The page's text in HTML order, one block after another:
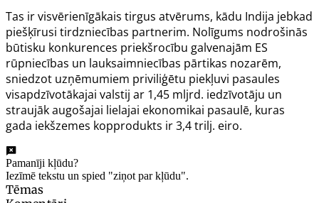
Tas ir visvērienīgākais tirgus atvērums, kādu Indija jebkad
piešķīrusi tirdzniecības partnerim. Nolīgums nodrošinās
būtisku konkurences priekšrocību galvenajām ES
rūpniecības un lauksaimniecības pārtikas nozarēm,
sniedzot uzņēmumiem priviliģētu piekļuvi pasaules
visapdzīvotākajai valstij ar 1,45 mljrd. iedzīvotāju un
straujāk augošajai lielajai ekonomikai pasaulē, kuras
gada iekšzemes kopprodukts ir 3,4 trilj. eiro.
Pamanīji kļūdu?
Iezīmē tekstu un spied "ziņot par kļūdu".
Tēmas